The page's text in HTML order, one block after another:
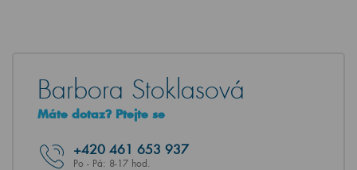
Barbora Stoklasová
Máte dotaz? Ptejte se
+420 461 653 937
Po - Pá: 8-17 hod.